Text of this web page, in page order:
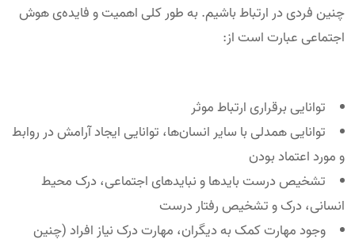
چنین فردی در ارتباط باشیم. به طور کلی اهمیت و فایده‌ی هوش
اجتماعی عبارت است از:
توانایی برقراری ارتباط موثر
توانایی همدلی با سایر انسان‌ها، توانایی ایجاد آرامش در روابط
و مورد اعتماد بودن
تشخیص درست باید‌ها و نباید‌های اجتماعی، درک محیط
انسانی، درک و تشخیص رفتار درست
وجود مهارت کمک به دیگران، مهارت درک نیاز افراد (چنین